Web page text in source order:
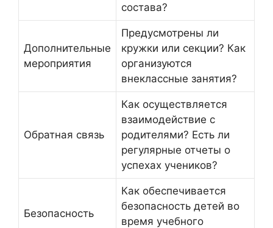
состава?
Дополнительные
мероприятия
Предусмотрены ли
кружки или секции? Как
организуются
внеклассные занятия?
Обратная связь
Как осуществляется
взаимодействие с
родителями? Есть ли
регулярные отчеты о
успехах учеников?
Безопасность
Как обеспечивается
безопасность детей во
время учебного